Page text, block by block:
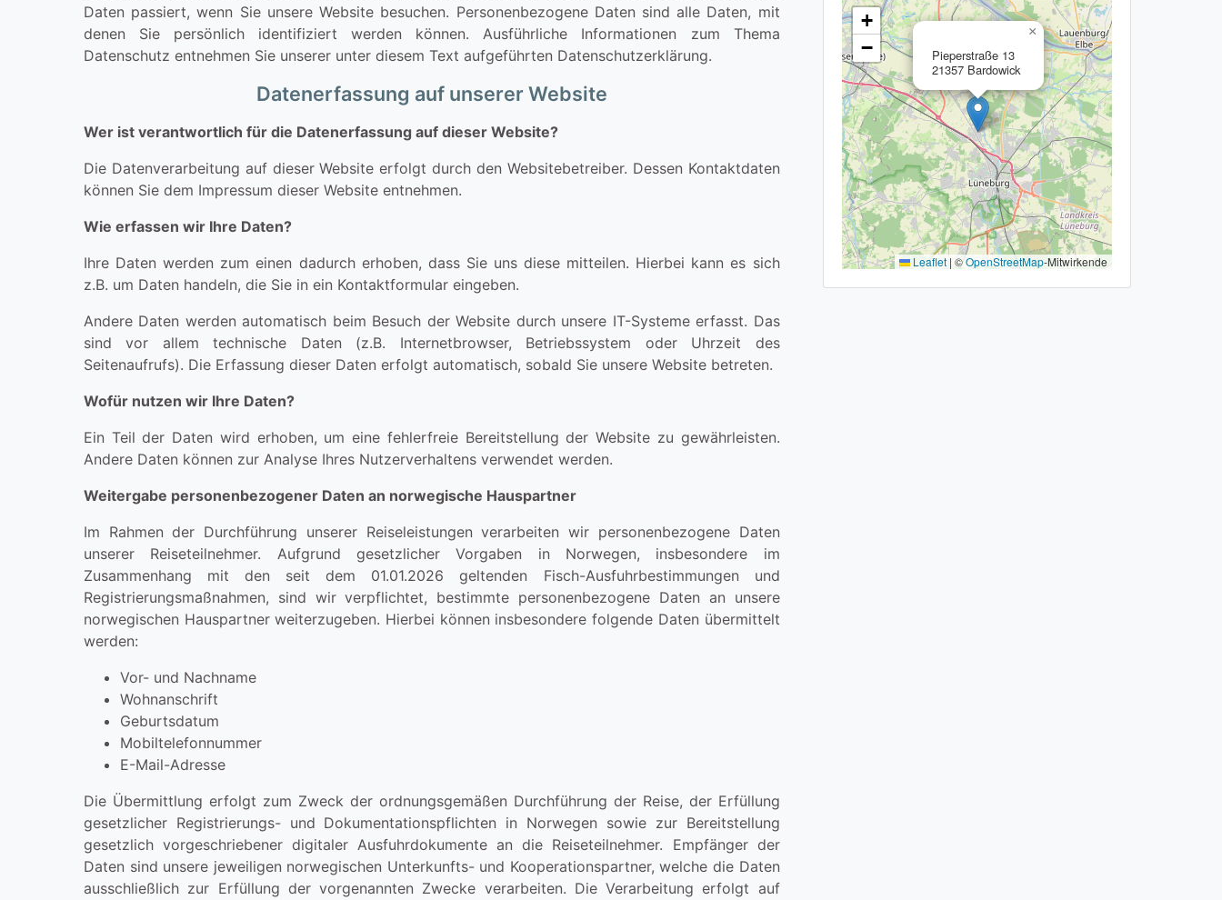
Pieperstraße 13
21357 Bardowick
×
+
−
Leaflet | ©OpenStreetMap-Mitwirkende
Daten passiert, wenn Sie unsere Website besuchen. Personenbezogene Daten sind alle Daten, mit
denen Sie persönlich identifiziert werden können. Ausführliche Informationen zum Thema
Datenschutz entnehmen Sie unserer unter diesem Text aufgeführten Datenschutzerklärung.
Datenerfassung auf unserer Website
Wer ist verantwortlich für die Datenerfassung auf dieser Website?
Die Datenverarbeitung auf dieser Website erfolgt durch den Websitebetreiber. Dessen Kontaktdaten
können Sie dem Impressum dieser Website entnehmen.
Wie erfassen wir Ihre Daten?
Ihre Daten werden zum einen dadurch erhoben, dass Sie uns diese mitteilen. Hierbei kann es sich
z.B. um Daten handeln, die Sie in ein Kontaktformular eingeben.
Andere Daten werden automatisch beim Besuch der Website durch unsere IT-Systeme erfasst. Das
sind vor allem technische Daten (z.B. Internetbrowser, Betriebssystem oder Uhrzeit des
Seitenaufrufs). Die Erfassung dieser Daten erfolgt automatisch, sobald Sie unsere Website betreten.
Wofür nutzen wir Ihre Daten?
Ein Teil der Daten wird erhoben, um eine fehlerfreie Bereitstellung der Website zu gewährleisten.
Andere Daten können zur Analyse Ihres Nutzerverhaltens verwendet werden.
Weitergabe personenbezogener Daten an norwegische Hauspartner
Im Rahmen der Durchführung unserer Reiseleistungen verarbeiten wir personenbezogene Daten
unserer Reiseteilnehmer. Aufgrund gesetzlicher Vorgaben in Norwegen, insbesondere im
Zusammenhang mit den seit dem 01.01.2026 geltenden Fisch-Ausfuhrbestimmungen und
Registrierungsmaßnahmen, sind wir verpflichtet, bestimmte personenbezogene Daten an unsere
norwegischen Hauspartner weiterzugeben. Hierbei können insbesondere folgende Daten übermittelt
werden:
Vor- und Nachname
Wohnanschrift
Geburtsdatum
Mobiltelefonnummer
E-Mail-Adresse
Die Übermittlung erfolgt zum Zweck der ordnungsgemäßen Durchführung der Reise, der Erfüllung
gesetzlicher Registrierungs- und Dokumentationspflichten in Norwegen sowie zur Bereitstellung
gesetzlich vorgeschriebener digitaler Ausfuhrdokumente an die Reiseteilnehmer. Empfänger der
Daten sind unsere jeweiligen norwegischen Unterkunfts- und Kooperationspartner, welche die Daten
ausschließlich zur Erfüllung der vorgenannten Zwecke verarbeiten. Die Verarbeitung erfolgt auf